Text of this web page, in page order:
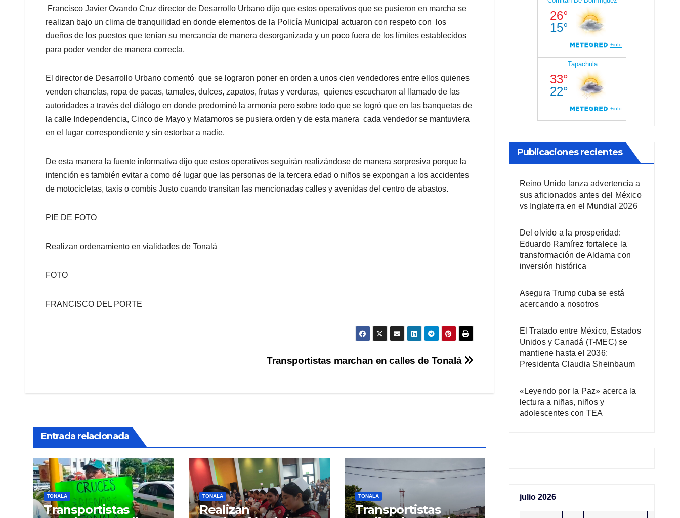
Francisco Javier Ovando Cruz director de Desarrollo Urbano dijo que estos operativos que se pusieron en marcha se
realizan bajo un clima de tranquilidad en donde elementos de la Policía Municipal actuaron con respeto con los
dueños de los puestos que tenían su mercancía de manera desorganizada y un poco fuera de los límites establecidos
para poder vender de manera correcta.
El director de Desarrollo Urbano comentó que se lograron poner en orden a unos cien vendedores entre ellos quienes
venden chanclas, ropa de pacas, tamales, dulces, zapatos, frutas y verduras, quienes escucharon al llamado de las
autoridades a través del diálogo en donde predominó la armonía pero sobre todo que se logró que en las banquetas de
la calle Independencia, Cinco de Mayo y Matamoros se pusiera orden y de esta manera cada vendedor se mantuviera
en el lugar correspondiente y sin estorbar a nadie.
De esta manera la fuente informativa dijo que estos operativos seguirán realizándose de manera sorpresiva porque la
intención es también evitar a como dé lugar que las personas de la tercera edad o niños se expongan a los accidentes
de motocicletas, taxis o combis Justo cuando transitan las mencionadas calles y avenidas del centro de abastos.
PIE DE FOTO
Realizan ordenamiento en vialidades de Tonalá
FOTO
FRANCISCO DEL PORTE
Transportistas marchan en calles de Tonalá
Entrada relacionada
TONALA
Transportistas
TONALA
Realizan
TONALA
Transportistas
Publicaciones recientes
Reino Unido lanza advertencia a
sus aficionados antes del México
vs Inglaterra en el Mundial 2026
Del olvido a la prosperidad:
Eduardo Ramírez fortalece la
transformación de Aldama con
inversión histórica
Asegura Trump cuba se está
acercando a nosotros
El Tratado entre México, Estados
Unidos y Canadá (T-MEC) se
mantiene hasta el 2036:
Presidenta Claudia Sheinbaum
«Leyendo por la Paz» acerca la
lectura a niñas, niños y
adolescentes con TEA
julio 2026